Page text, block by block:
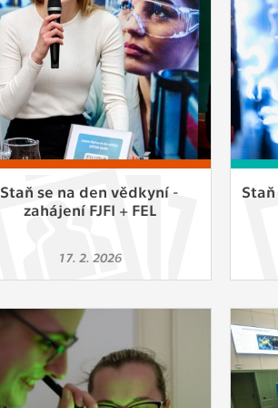
Slouží
pomáhají
stran,
Využívané
Vašich
analýzou
zůstala
Staň se na den vědkyní -
zahájení FJFI + FEL
17. 2. 2026